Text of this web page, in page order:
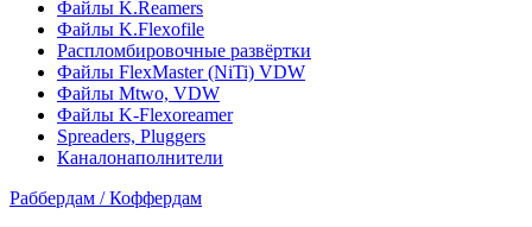
Файлы K.Reamers
Файлы K.Flexofile
Распломбировочные развёртки
Файлы FlexMaster (NiTi) VDW
Файлы Mtwo, VDW
Файлы K-Flexoreamer
Spreaders, Pluggers
Каналонаполнители
Раббердам / Коффердам